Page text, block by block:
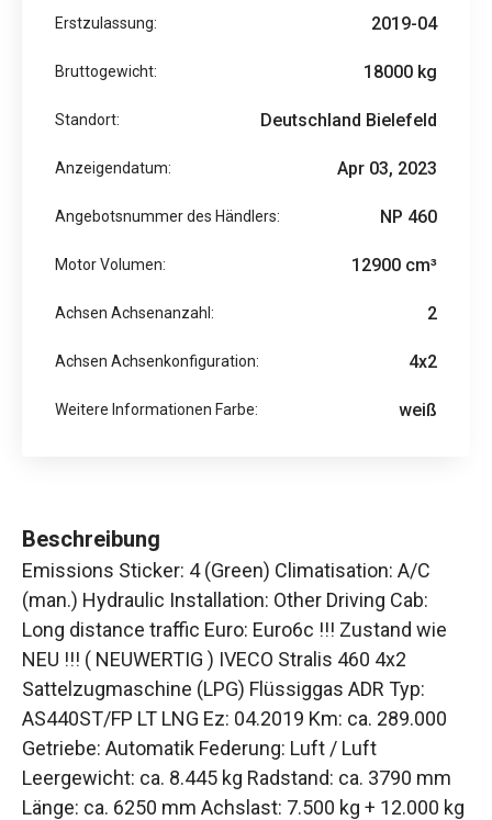
Erstzulassung: 2019-04
Bruttogewicht: 18000 kg
Standort: Deutschland Bielefeld
Anzeigendatum: Apr 03, 2023
Angebotsnummer des Händlers: NP 460
Motor Volumen: 12900 cm³
Achsen Achsenanzahl: 2
Achsen Achsenkonfiguration: 4x2
Weitere Informationen Farbe: weiß
Beschreibung
Emissions Sticker: 4 (Green) Climatisation: A/C
(man.) Hydraulic Installation: Other Driving Cab:
Long distance traffic Euro: Euro6c !!! Zustand wie
NEU !!! ( NEUWERTIG ) IVECO Stralis 460 4x2
Sattelzugmaschine (LPG) Flüssiggas ADR Typ:
AS440ST/FP LT LNG Ez: 04.2019 Km: ca. 289.000
Getriebe: Automatik Federung: Luft / Luft
Leergewicht: ca. 8.445 kg Radstand: ca. 3790 mm
Länge: ca. 6250 mm Achslast: 7.500 kg + 12.000 kg